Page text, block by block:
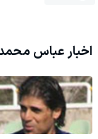
اخبارعباس